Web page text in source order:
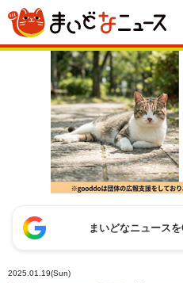
まいどなニュース
2025.01.19(Sun)